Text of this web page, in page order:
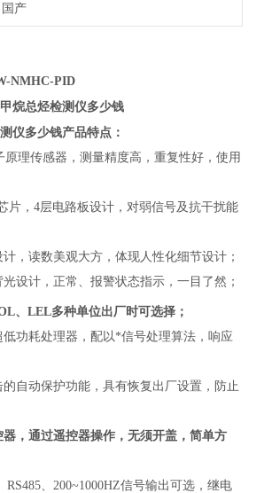
国产
NMHC-PID
烷总烃检测仪多少钱
仪多少钱产品特点：
理传感器，测量精度高，重复性好，使用
片，4层电路板设计，对弱信号及抗干扰能
，读数美观大方，体现人性化细节设计；
设计，正常、报警状态指示，一目了然；
、LEL多种单位出厂时可选择；
功耗处理器，配以*信号处理算法，响应
自动保护功能，具有恢复出厂设置，防止
，通过遥控器操作，无须开盖，简单方
、200~1000HZ信号输出可选，继电